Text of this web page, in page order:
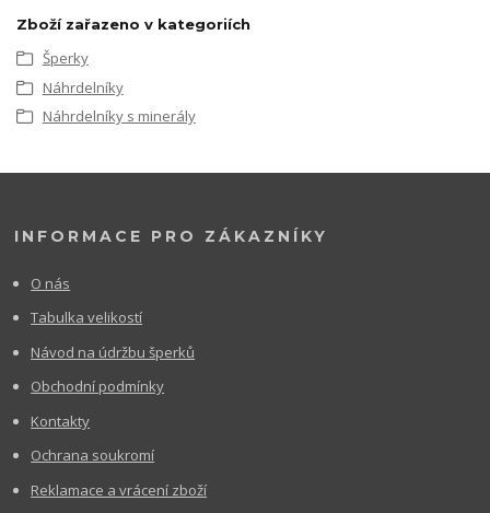
Zboží zařazeno v kategoriích
Šperky
Náhrdelníky
Náhrdelníky s minerály
INFORMACE PRO ZÁKAZNÍKY
O nás
Tabulka velikostí
Návod na údržbu šperků
Obchodní podmínky
Kontakty
Ochrana soukromí
Reklamace a vrácení zboží